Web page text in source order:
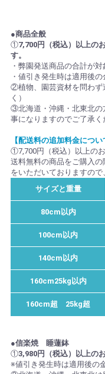
●商品全般
①7,700円（税込）以上の
す。
・弊園発送商品の合計が
・値引き発生時は適用後の
②植物、園芸資材を問わず
く）
③北海道・沖縄・北東北の
事になりますのでご了承く
【配送料の追加料金につい
①7,700円（税込）以上の
送料無料の商品をご購入
をいただいておりますので
サイズと重量
80cm以内
100cm以内
140cm以内
160cm25kg以内
160cm超 25kg超
●信楽焼 睡蓮鉢
①3,980円（税込）以上の
※値引き発生時は適用後の